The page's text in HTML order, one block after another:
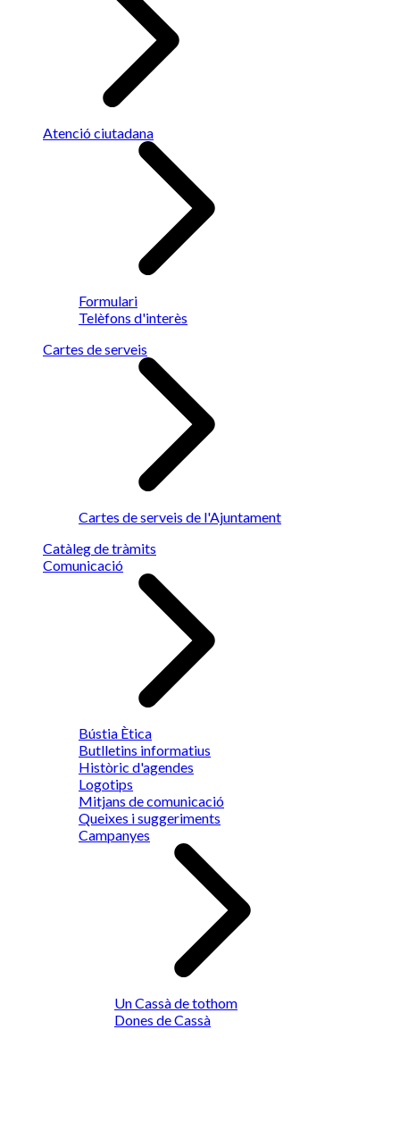
Atenció ciutadana
Formulari
Telèfons d'interès
Cartes de serveis
Cartes de serveis de l'Ajuntament
Catàleg de tràmits
Comunicació
Bústia Ètica
Butlletins informatius
Històric d'agendes
Logotips
Mitjans de comunicació
Queixes i suggeriments
Campanyes
Un Cassà de tothom
Dones de Cassà